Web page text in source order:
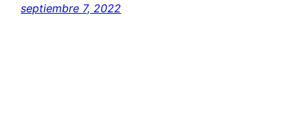
septiembre 7, 2022